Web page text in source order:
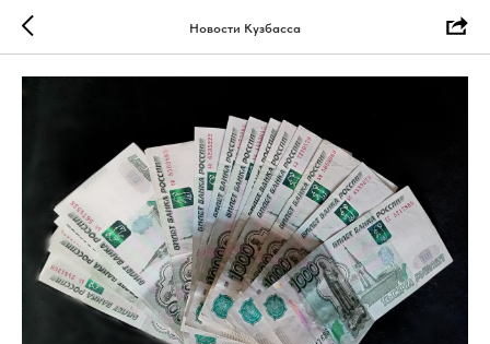
Новости Кузбасса